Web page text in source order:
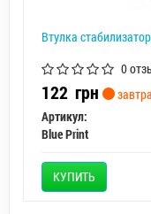
Втулка
0
122 грн
завтра
Артикул:
Blue Print
КУПИТЬ